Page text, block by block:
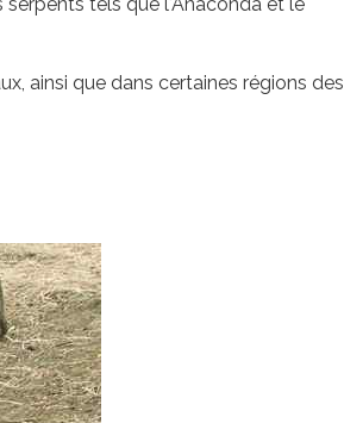
ainsi que dans certaines régions des